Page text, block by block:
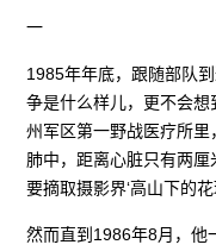
一
1985年年底，跟随部队
争是什么样儿，更不会
州军区第一野战医疗所
肺中，距离心脏只有两
要摘取摄影界‘高山下的花
然而直到1986年8月，他